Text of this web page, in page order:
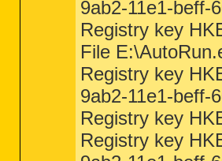
9ab2-11e1-beff-
Registry key
File
Registry key
9ab2-11e1-beff-
Registry key
Registry key